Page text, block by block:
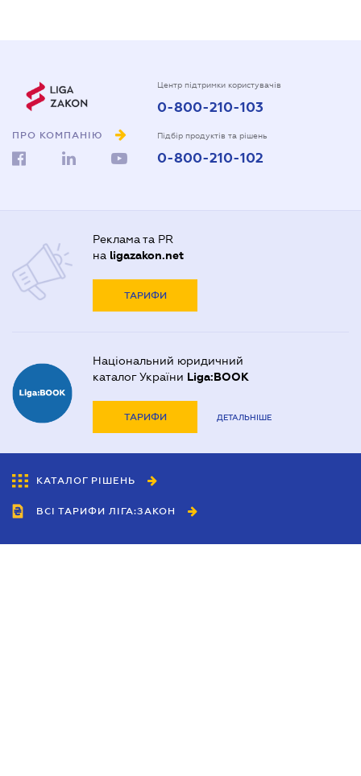
ПРО КОМПАНІЮ
Центр підтримки користувачів
0-800-210-103
Підбір продуктів та рішень
0-800-210-102
Реклама та PR
на ligazakon.net
ТАРИФИ
Національний юридичний
каталог України Liga:BOOK
ТАРИФИ ДЕТАЛЬНІШЕ
КАТАЛОГ РІШЕНЬ
ВСІ ТАРИФИ ЛІГА:ЗАКОН